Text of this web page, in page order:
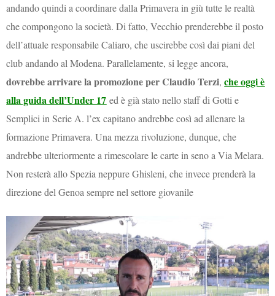
andando quindi a coordinare dalla Primavera in giù tutte le realtà
che compongono la società. Di fatto, Vecchio prenderebbe il posto
dell’attuale responsabile Caliaro, che uscirebbe così dai piani del
club andando al Modena. Parallelamente, si legge ancora,
dovrebbe arrivare la promozione per Claudio Terzi,che oggi è
alla guida dell’Under 17 ed è già stato nello staff di Gotti e
Semplici in Serie A. l’ex capitano andrebbe così ad allenare la
formazione Primavera. Una mezza rivoluzione, dunque, che
andrebbe ulteriormente a rimescolare le carte in seno a Via Melara.
Non resterà allo Spezia neppure Ghisleni, che invece prenderà la
direzione del Genoa sempre nel settore giovanile